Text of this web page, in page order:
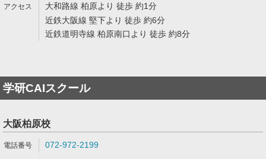
大和路線 柏原より 徒歩 約1分
近鉄大阪線 堅下より 徒歩 約6分
近鉄道明寺線 柏原南口より 徒歩 約8分
学研CAIスクール
大阪柏原校
072-972-2199